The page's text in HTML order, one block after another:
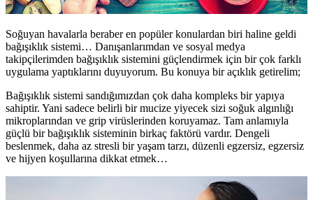
Soğuyan havalarla beraber en popüler konulardan biri haline geldi
bağışıklık sistemi… Danışanlarımdan ve sosyal medya
takipçilerimden bağışıklık sistemini güçlendirmek için bir çok farklı
uygulama yaptıklarını duyuyorum. Bu konuya bir açıklık getirelim;
Bağışıklık sistemi sandığımızdan çok daha kompleks bir yapıya
sahiptir. Yani sadece belirli bir mucize yiyecek sizi soğuk algınlığı
mikroplarından ve grip virüslerinden koruyamaz. Tam anlamıyla
güçlü bir bağışıklık sisteminin birkaç faktörü vardır. Dengeli
beslenmek, daha az stresli bir yaşam tarzı, düzenli egzersiz, egzersiz
ve hijyen koşullarına dikkat etmek…